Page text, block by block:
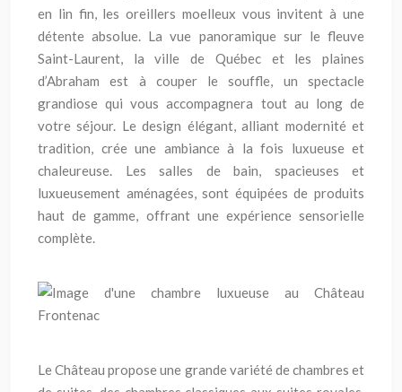
en lin fin, les oreillers moelleux vous invitent à une
détente absolue. La vue panoramique sur le fleuve
Saint-Laurent, la ville de Québec et les plaines
d’Abraham est à couper le souffle, un spectacle
grandiose qui vous accompagnera tout au long de
votre séjour. Le design élégant, alliant modernité et
tradition, crée une ambiance à la fois luxueuse et
chaleureuse. Les salles de bain, spacieuses et
luxueusement aménagées, sont équipées de produits
haut de gamme, offrant une expérience sensorielle
complète.
Le Château propose une grande variété de chambres et